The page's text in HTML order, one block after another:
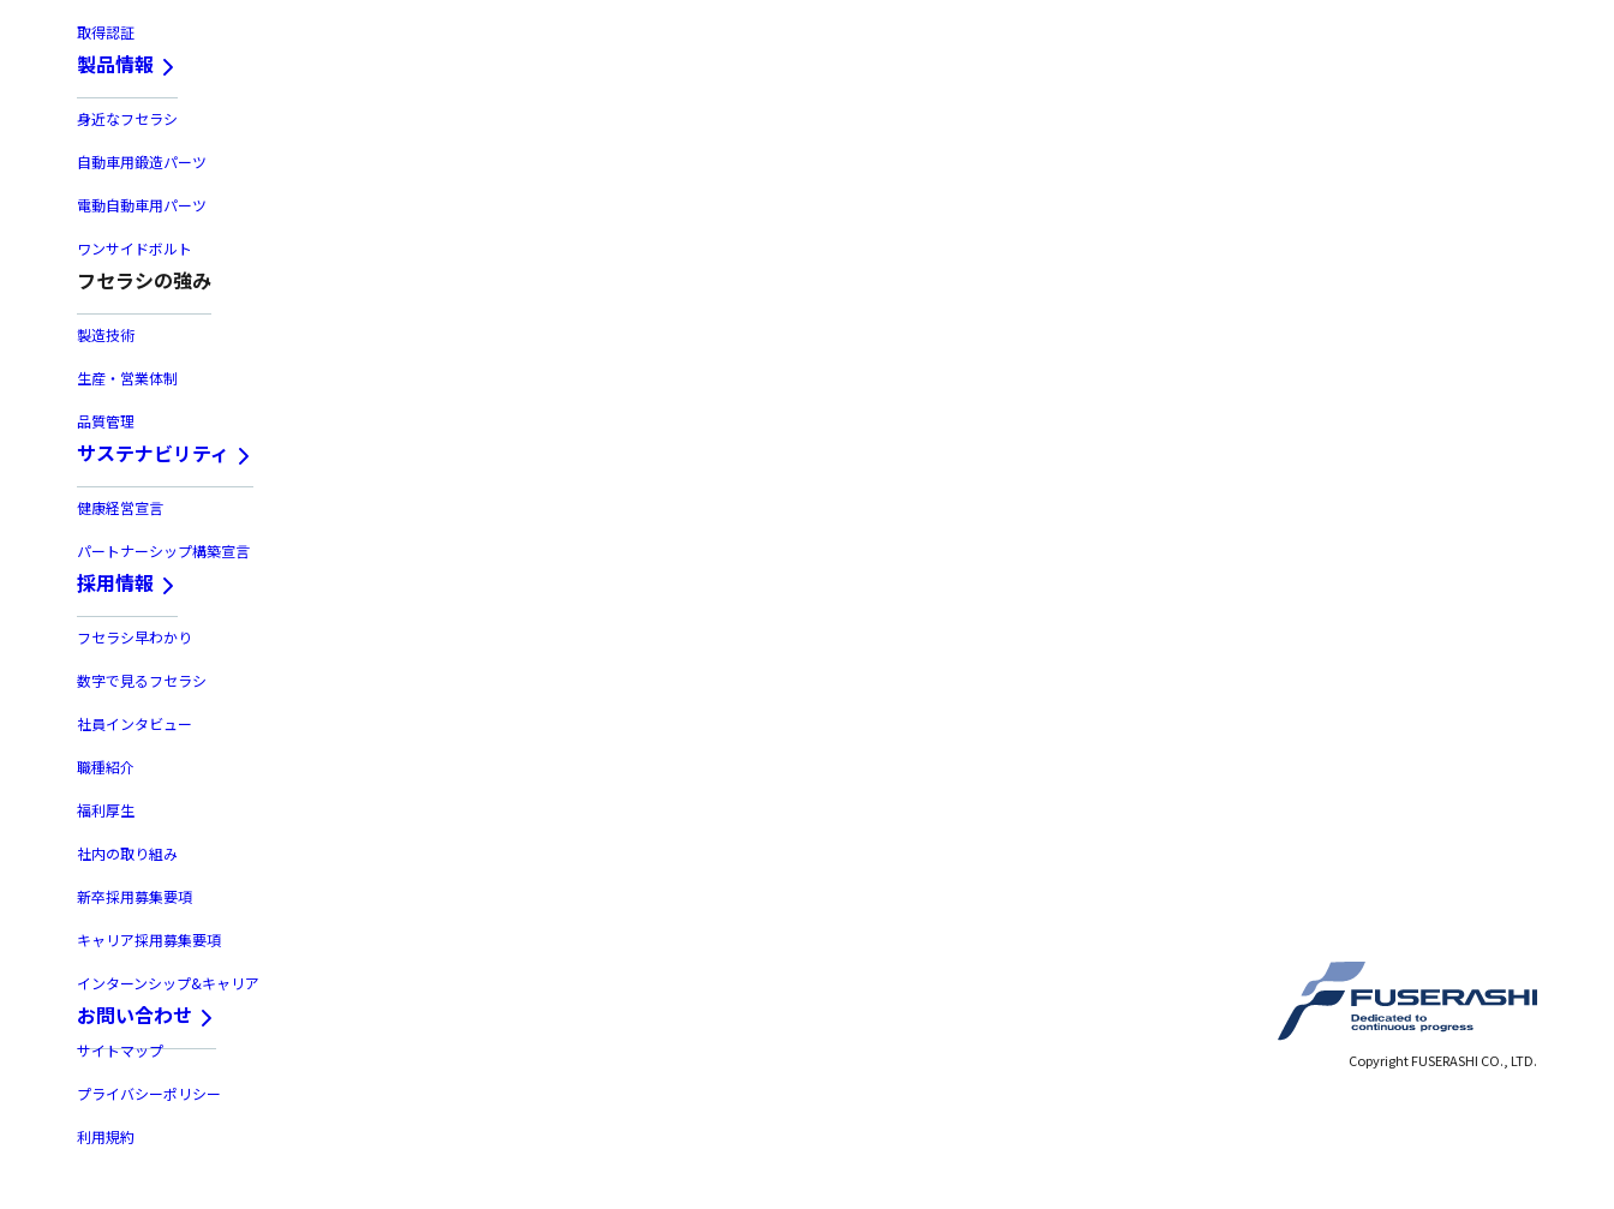
取得認証
製品情報
身近なフセラシ
自動車用鍛造パーツ
電動自動車用パーツ
ワンサイドボルト
フセラシの強み
製造技術
生産・営業体制
品質管理
サステナビリティ
健康経営宣言
パートナーシップ構築宣言
採用情報
フセラシ早わかり
数字で見るフセラシ
社員インタビュー
職種紹介
福利厚生
社内の取り組み
新卒採用募集要項
キャリア採用募集要項
インターンシップ&キャリア
お問い合わせ
サイトマップ
プライバシーポリシー
利用規約
Copyright FUSERASHI CO., LTD.